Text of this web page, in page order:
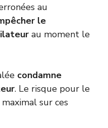
au
le
au moment le
condamne
. Le risque pour le
sur ces